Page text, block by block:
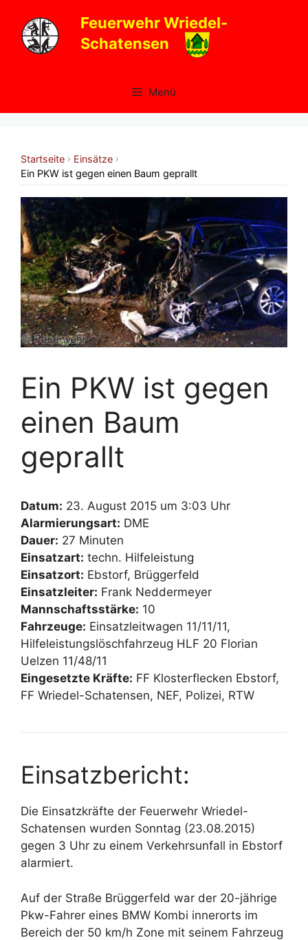
Inhalt
springen
Feuerwehr Wriedel-
Schatensen
Menü
Startseite › Einsätze ›
Ein PKW ist gegen einen Baum geprallt
Ein PKW ist gegen
einen Baum
geprallt
Datum: 23. August 2015 um 3:03 Uhr
Alarmierungsart: DME
Dauer: 27 Minuten
Einsatzart: techn. Hilfeleistung
Einsatzort: Ebstorf, Brüggerfeld
Einsatzleiter: Frank Neddermeyer
Mannschaftsstärke: 10
Fahrzeuge: Einsatzleitwagen 11/11/11,
Hilfeleistungslöschfahrzeug HLF 20 Florian
Uelzen 11/48/11
Eingesetzte Kräfte: FF Klosterflecken Ebstorf,
FF Wriedel-Schatensen, NEF, Polizei, RTW
Einsatzbericht:
Die Einsatzkräfte der Feuerwehr Wriedel-
Schatensen wurden Sonntag (23.08.2015)
gegen 3 Uhr zu einem Verkehrsunfall in Ebstorf
alarmiert.
Auf der Straße Brüggerfeld war der 20-jährige
Pkw-Fahrer eines BMW Kombi innerorts im
Bereich der 50 km/h Zone mit seinem Fahrzeug